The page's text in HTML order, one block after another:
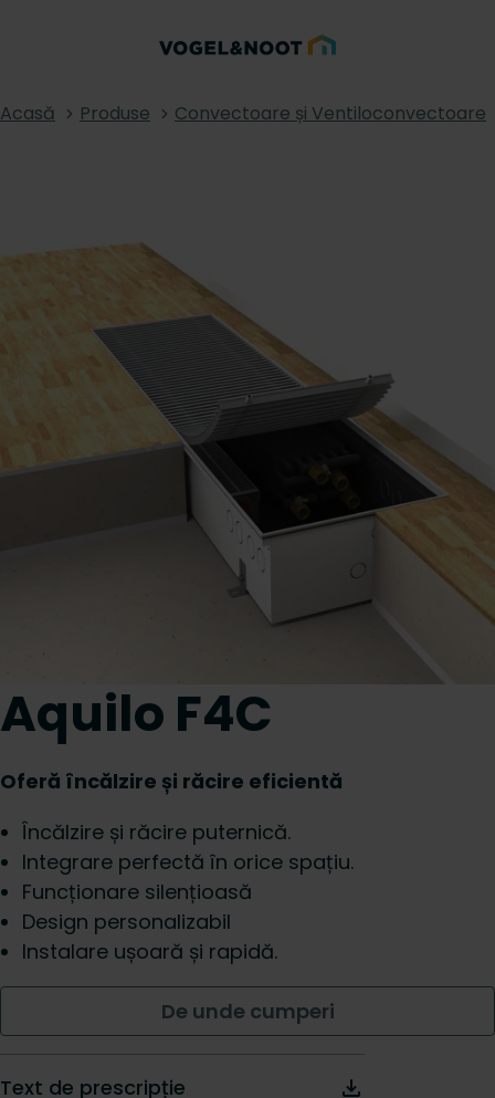
Acasă Produse Convectoare și Ventiloconvectoare
Aquilo F4C
Oferă încălzire și răcire eficientă
Încălzire și răcire puternică.
Integrare perfectă în orice spațiu.
Funcționare silențioasă
Design personalizabil
Instalare ușoară și rapidă.
De unde cumperi
Text de prescripție